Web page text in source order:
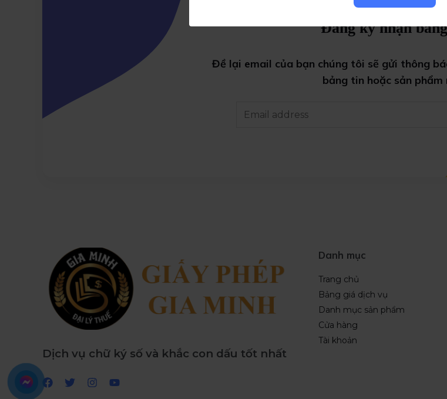
Đăng ký nhận
Đề lại email của bạn chúng tôi sẽ gửi thông
bảng tin hoặc sản phẩm
Dịch vụ chữ ký số và khắc con dấu tốt nhất
Danh mục
Trang chủ
Bảng giá dịch vụ
Danh mục sản phẩm
Cửa hàng
Tài khoản